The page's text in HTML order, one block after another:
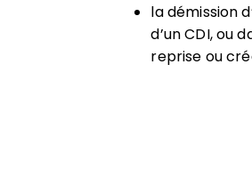
ladémission
d’un CDI, ou
reprise ou